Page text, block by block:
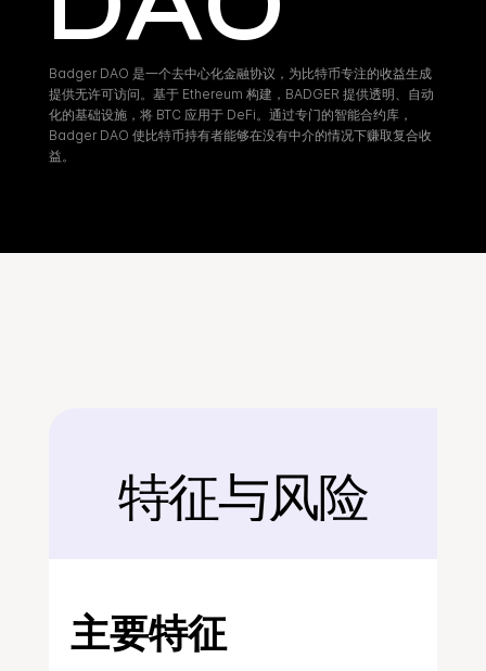
Badger DAO 是一个去中心化金融协议，为比特币专注的收益生成
提供无许可访问。基于 Ethereum 构建，BADGER 提供透明、自动
化的基础设施，将 BTC 应用于 DeFi。通过专门的智能合约库，
Badger DAO 使比特币持有者能够在没有中介的情况下赚取复合收
益。
后面
特征与风险
主要特征